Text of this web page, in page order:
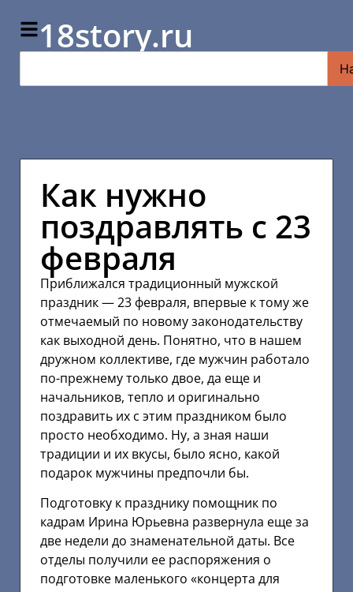
18story.ru
Как нужно
поздравлять с 23
февраля
Приближался традиционный мужской
праздник — 23 февраля, впервые к тому же
отмечаемый по новому законодательству
как выходной день. Понятно, что в нашем
дружном коллективе, где мужчин работало
по-прежнему только двое, да еще и
начальников, тепло и оригинально
поздравить их с этим праздником было
просто необходимо. Ну, а зная наши
традиции и их вкусы, было ясно, какой
подарок мужчины предпочли бы.
Подготовку к празднику помощник по
кадрам Ирина Юрьевна развернула еще за
две недели до знаменательной даты. Все
отделы получили ее распоряжения о
подготовке маленького «концерта для